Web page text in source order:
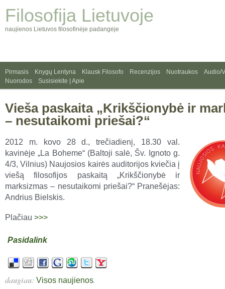
Filosofija Lietuvoje
naujienos Lietuvos filosofinėje padangėje
Pirmasis Knygų Lentyna Klausk Filosofo Recenzijos Nuotraukos
Audio/
Nuorodos
Susisiekite | Apie
Vieša paskaita „Krikščionybė ir
– nesutaikomi priešai?“
2012 m. kovo 28 d., trečiadienį, 18.30 val.
kavinėje „La Boheme“ (Baltoji salė, Šv. Ignoto g.
4/3, Vilnius) Naujosios kairės auditorijos kviečia į
viešą filosofijos paskaitą „Krikščionybė ir
marksizmas – nesutaikomi priešai?“ Pranešėjas:
Andrius Bielskis.
Plačiau >>>
Pasidalink
daugiau: Visos naujienos.